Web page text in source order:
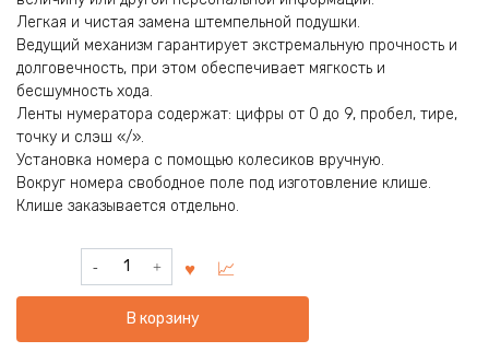
Легкая и чистая замена штемпельной подушки.
Ведущий механизм гарантирует экстремальную прочность и
долговечность, при этом обеспечивает мягкость и
бесшумность хода.
Ленты нумератора содержат: цифры от 0 до 9, пробел, тире,
точку и слэш «/».
Установка номера с помощью колесиков вручную.
Вокруг номера свободное поле под изготовление клише.
Клише заказывается отдельно.
Количество
товара
металлический
В корзину